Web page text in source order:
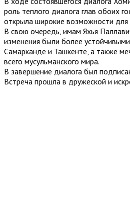
роль теплого диалога глав обоих
открыла широкие возможности для
В свою очередь, имам Яхья
изменения были более
Самарканде и Ташкенте, а также
всего мусульманского мира.
В завершение диалога был
Встреча прошла в дружеской и